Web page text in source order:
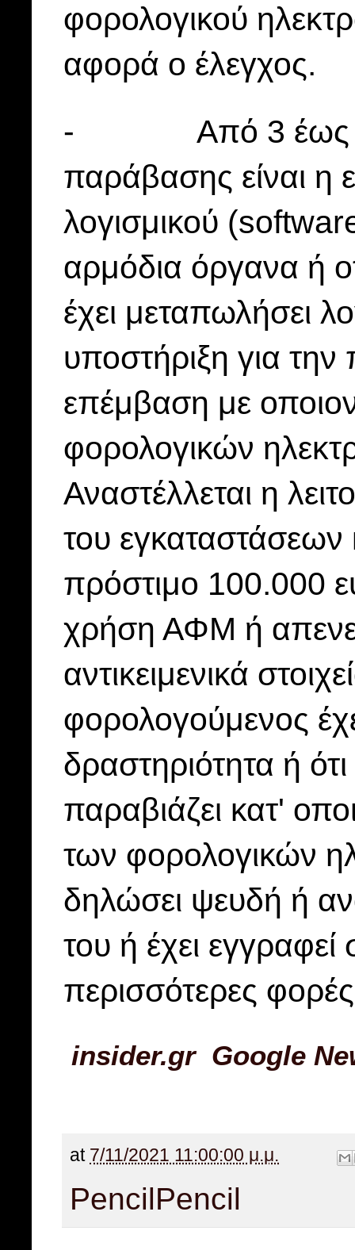
φορολογικού
αφορά ο έλεγχος.
- Από 3 έως 20
παράβασης είναι η
λογισμικού
αρμόδια όργανα ή
έχει μεταπωλήσει
υποστήριξη για
επέμβαση με
φορολογικών
Αναστέλλεται η
του εγκαταστάσεων
πρόστιμο 100.000
χρήση ΑΦΜ ή
αντικειμενικά
φορολογούμενος
δραστηριότητα ή
παραβιάζει κατ'
των φορολογικών
δηλώσει ψευδή ή
του ή έχει
περισσότερες
insider.gr Google
at 7/11/2021 11:00:00 μ.μ.
PencilPencil